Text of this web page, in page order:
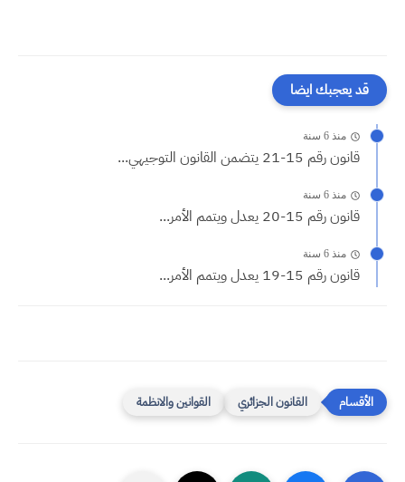
قد يعجبك ايضا
منذ 6 سنة
قانون رقم 15-21 يتضمن القانون التوجيهي...
منذ 6 سنة
قانون رقم 15-20 يعدل ويتمم الأمر...
منذ 6 سنة
قانون رقم 15-19 يعدل ويتمم الأمر...
القانون الجزائري القوانين والانظمة